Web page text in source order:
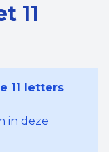
11
11 letters
in deze